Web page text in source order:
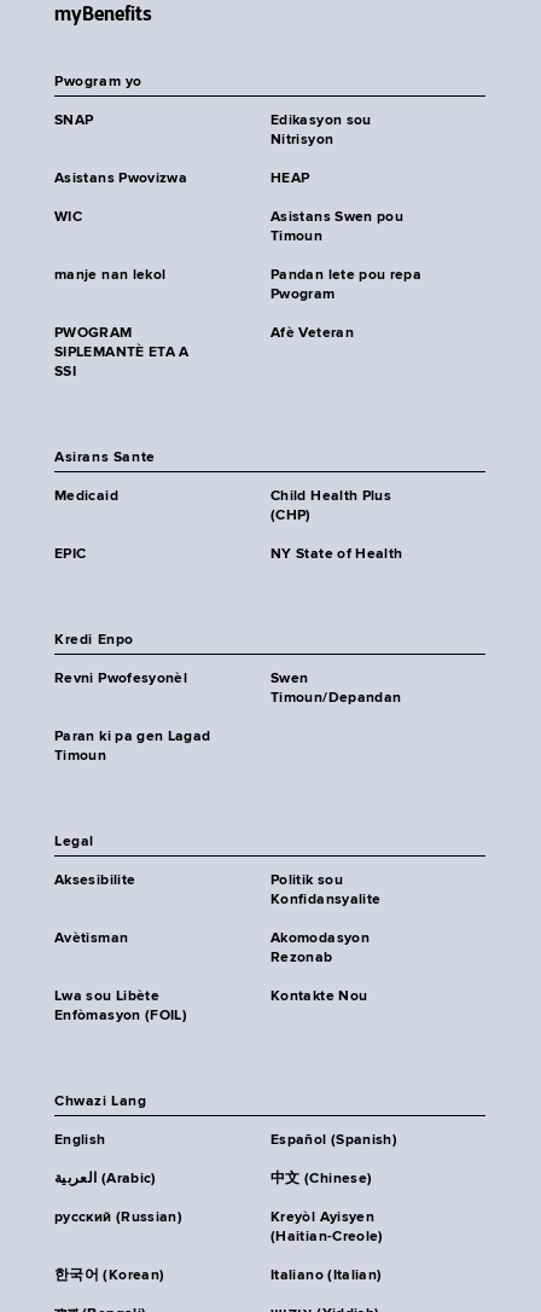
myBenefits
Pwogram yo
SNAP
Edikasyon sou
Nitrisyon
Asistans Pwovizwa HEAP
WIC
Asistans Swen pou
Timoun
manje nan lekol
Pandan lete pou repa
Pwogram
PWOGRAM
SIPLEMANTÈ ETA A
SSI
Afè Veteran
Asirans Sante
Medicaid
Child Health Plus
(CHP)
EPIC NY State of Health
Kredi Enpo
Revni Pwofesyonèl
Swen
Timoun/Depandan
Paran ki pa gen Lagad
Timoun
Legal
Aksesibilite
Politik sou
Konfidansyalite
Avètisman
Akomodasyon
Rezonab
Lwa sou Libète
Enfòmasyon (FOIL)
Kontakte Nou
Chwazi Lang
English Español (Spanish)
العربية (Arabic) 中文 (Chinese)
русский (Russian)
Kreyòl Ayisyen
(Haitian-Creole)
한국어 (Korean) Italiano (Italian)